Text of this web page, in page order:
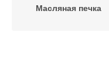
Масляная печка